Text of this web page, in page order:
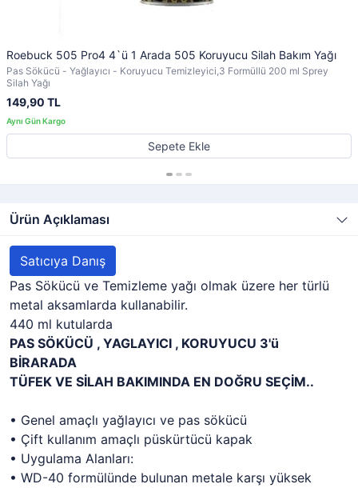
Roebuck 505 Pro4 4`ü 1 Arada 505 Koruyucu Silah Bakım Yağı
Pas Sökücü - Yağlayıcı - Koruyucu Temizleyici,3 Formüllü 200 ml Sprey
Silah Yağı
149,90 TL
Sepete Ekle
Ürün Açıklaması
Satıcıya Danış
Pas Sökücü ve Temizleme yağı olmak üzere her türlü
metal aksamlarda kullanabilir.
440 ml kutularda
PAS SÖKÜCÜ , YAGLAYICI , KORUYUCU 3'ü
BİRARADA
TÜFEK VE SİLAH BAKIMINDA EN DOĞRU SEÇİM..
• Genel amaçlı yağlayıcı ve pas sökücü
• Çift kullanım amaçlı püskürtücü kapak
• Uygulama Alanları:
• WD-40 formülünde bulunan metale karşı yüksek